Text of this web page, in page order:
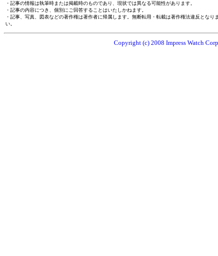
・記事の情報は執筆時または掲載時のものであり、現状では異なる可能性があります。
・記事の内容につき、個別にご回答することはいたしかねます。
・記事、写真、図表などの著作権は著作者に帰属します。無断転用・転載は著作権法違反とな
い。
Copyright (c) 2008 Impress Watch